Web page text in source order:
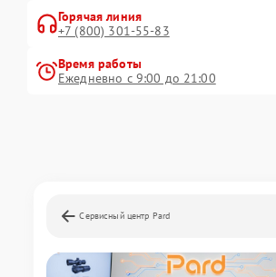
Горячая линия
+7 (800) 301-55-83
Время работы
Ежедневно с 9:00 до 21:00
Сервисный центр Pard